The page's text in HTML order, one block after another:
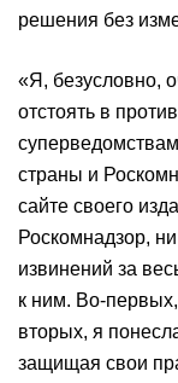
решения без
«Я, безусловно,
отстоять в
страны и
сайте своего
Роскомнадзор,
извинений за
к ним. Во-
вторых, я
защищая свои